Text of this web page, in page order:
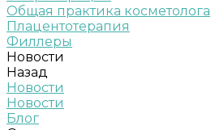
Общая практика косметолога
Плацентотерапия
Филлеры
Новости
Назад
Новости
Новости
Блог